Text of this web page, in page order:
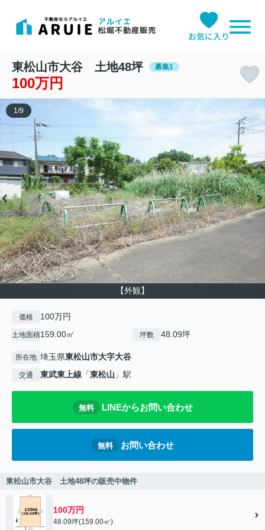
お気に入り
東松山市大谷 土地48坪 募集1
100万円
【外観】
1/9
価格 100万円
土地面積159.00㎡ 坪数 48.09坪
所在地 埼玉県東松山市大字大谷
交通 東武東上線 「東松山 」駅
無料 LINEからお問い合わせ
無料 お問い合わせ
東松山市大谷 土地48坪の販売中物件
100万円
48.09坪(159.00㎡)